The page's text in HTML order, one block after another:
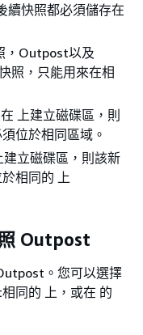
續快照都必須儲存在
，Outpost以及
照，只能用來在相
上建立磁碟區，則
位於相同區域。
立磁碟區，則該新
相同的 上
Outpost
。您可以選擇
同的 上，或在 的